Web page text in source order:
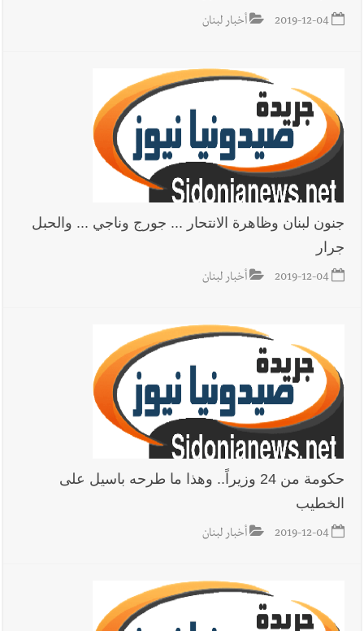
2019-12-04 أخبار لبنان
جنون لبنان وظاهرة الانتحار ... جورج وناجي ... والحبل
جرار
2019-12-04 أخبار لبنان
حكومة من 24 وزيراً.. وهذا ما طرحه باسيل على
الخطيب
2019-12-04 أخبار لبنان